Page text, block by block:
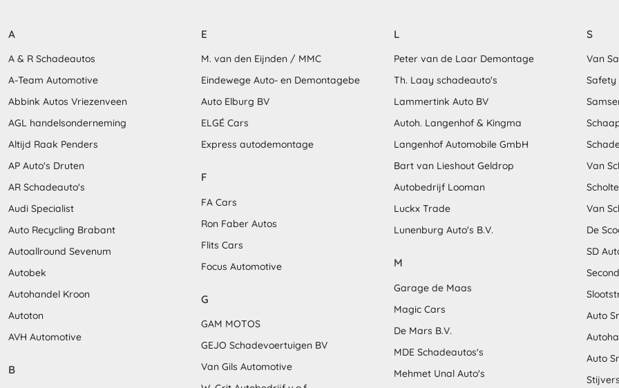
A
A & R Schadeautos
A-Team Automotive
Abbink Autos Vriezenveen
AGL handelsonderneming
Altijd Raak Penders
AP Auto's Druten
AR Schadeauto's
Audi Specialist
Auto Recycling Brabant
Autoallround Sevenum
Autobek
Autohandel Kroon
Autoton
AVH Automotive
B
E
M. van den Eijnden / MMC
Eindewege Auto- en Demontagebe
Auto Elburg BV
ELGÉ Cars
Express autodemontage
F
FA Cars
Ron Faber Autos
Flits Cars
Focus Automotive
G
GAM MOTOS
GEJO Schadevoertuigen BV
Van Gils Automotive
L
Peter van de Laar Demontage
Th. Laay schadeauto's
Lammertink Auto BV
Autoh. Langenhof & Kingma
Langenhof Automobile GmbH
Bart van Lieshout Geldrop
Autobedrijf Looman
Luckx Trade
Lunenburg Auto's B.V.
M
Garage de Maas
Magic Cars
De Mars B.V.
MDE Schadeautos's
Mehmet Unal Auto's
S
Van
Safety
Van
Van
De
SD
Auto
Auto